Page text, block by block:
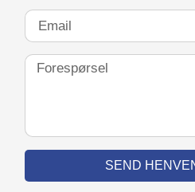
SEND